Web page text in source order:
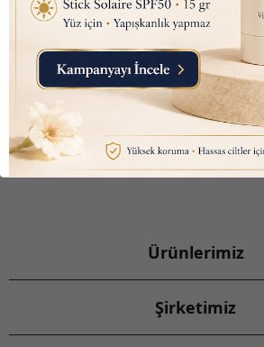
Sağlikbio Ofis Yol Tarifi
Email:info@saglikbio.com
Feneryolu mah. Fahir açan sok. No 1 A
+90 544 699 47 99
Ürünlerimiz
Şirketimiz